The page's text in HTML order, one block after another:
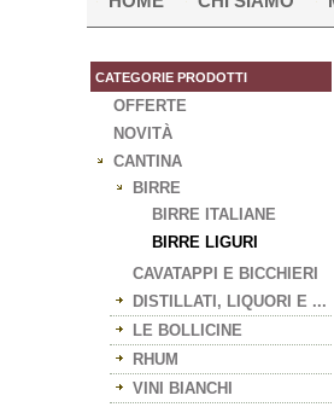
CATEGORIE PRODOTTI
OFFERTE
NOVITÀ
CANTINA
BIRRE
BIRRE ITALIANE
BIRRE LIGURI
CAVATAPPI E BICCHIERI
DISTILLATI, LIQUORI E ...
LE BOLLICINE
RHUM
VINI BIANCHI